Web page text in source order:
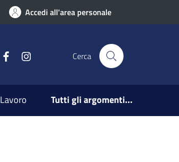
Accedi all'area personale
Facebook Cerca
Lavoro Tutti gli argomenti...